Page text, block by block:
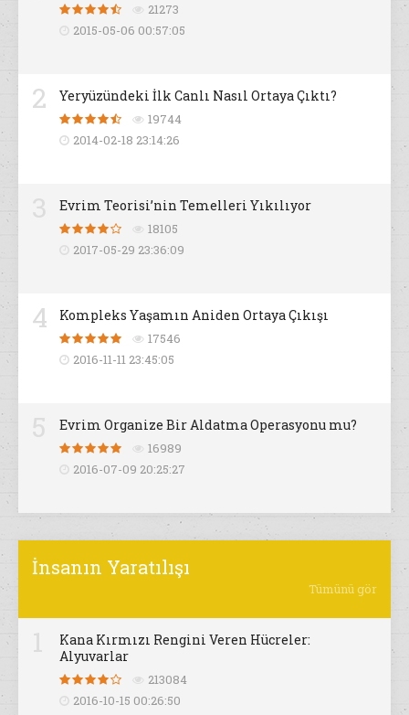
21273
2015-05-06 00:57:05
2 Yeryüzündeki İlk Canlı Nasıl Ortaya Çıktı?
19744
2014-02-18 23:14:26
Evrim Teorisi’nin Temelleri Yıkılıyor
18105
2017-05-29 23:36:09
4 Kompleks Yaşamın Aniden Ortaya Çıkışı
17546
2016-11-11 23:45:05
Evrim Organize Bir Aldatma Operasyonu mu?
16989
2016-07-09 20:25:27
İnsanın Yaratılışı
Tümünü gör
Kana Kırmızı Rengini Veren Hücreler:
Alyuvarlar
213084
2016-10-15 00:26:50